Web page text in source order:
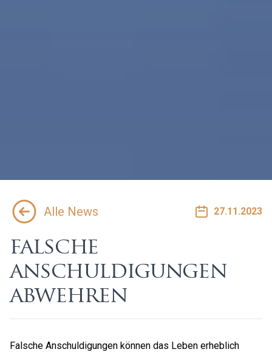
Alle News 27.11.2023
falsche
anschuldigungen
abwehren
Falsche Anschuldigungen können das Leben erheblich